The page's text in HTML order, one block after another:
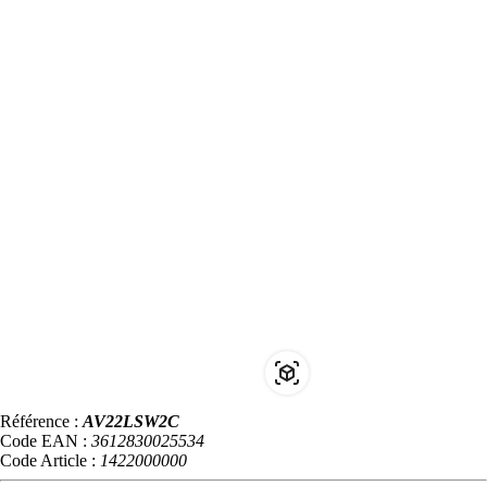
Référence : AV22LSW2C
Code EAN : 3612830025534
Code Article : 1422000000